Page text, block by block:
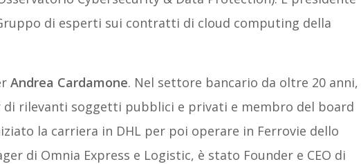
di esperti sui contratti di cloud computing della
Andrea Cardamone. Nel settore bancario da oltre 20 anni,
di rilevanti soggetti pubblici e privati e membro del board
la carriera in DHL per poi operare in Ferrovie dello
di Omnia Express e Logistic, è stato Founder e CEO di